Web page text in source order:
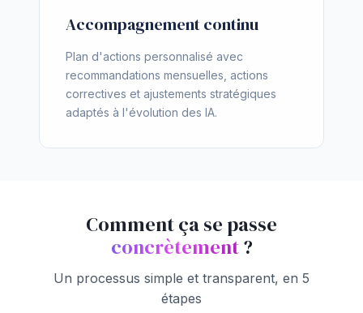
Accompagnement continu
Plan d'actions personnalisé avec
recommandations mensuelles, actions
correctives et ajustements stratégiques
adaptés à l'évolution des IA.
Comment ça se passe
concrètement?
Un processus simple et transparent, en 5
étapes